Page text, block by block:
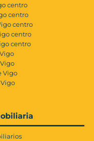
centro
centro
centro
centro
centro
Vigo